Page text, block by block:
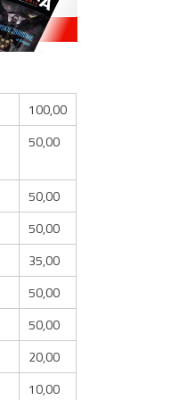
100,00
50,00
50,00
50,00
35,00
50,00
50,00
20,00
10,00